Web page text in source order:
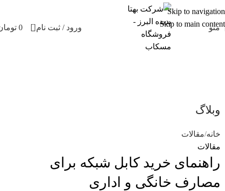
Skip to navigation
Skip to main content
منو ورود / ثبت نام 0
0
وبلاگ
خانه مقالات
مقالات
راهنمای خرید کابل شبکه برای
مصارف خانگی و اداری